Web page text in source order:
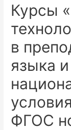
Курсы
в
языка
ФГОС